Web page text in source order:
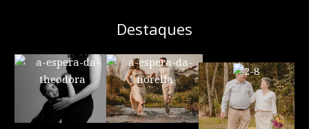
Destaques